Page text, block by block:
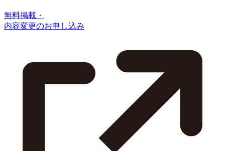
無料掲載・
内容変更のお申し込み